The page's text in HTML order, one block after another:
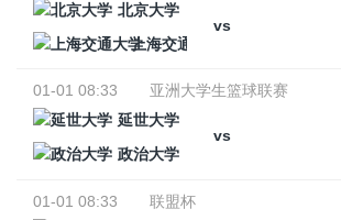
北京大学
vs
上海交通大学
01-01 08:33
亚洲大学生篮球联赛
延世大学
vs
政治大学
01-01 08:33
联盟杯